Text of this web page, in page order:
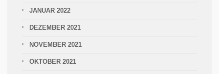
JANUAR 2022
DEZEMBER 2021
NOVEMBER 2021
OKTOBER 2021